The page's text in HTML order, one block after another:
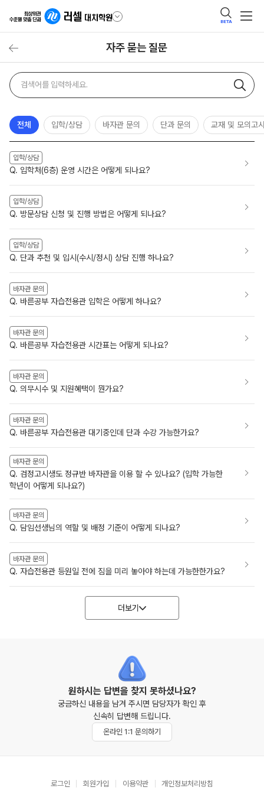
BETA
자주 묻는 질문
자주
묻는
검색
검색어
전체 입학/상담 바자관 문의 단과 문의 교재 및 모의고
입학/상담
Q. 입학처(6층) 운영 시간은 어떻게 되나요?
입학/상담
Q. 방문상담 신청 및 진행 방법은 어떻게 되나요?
입학/상담
Q. 단과 추천 및 입시(수시/정시) 상담 진행 하나요?
바자관 문의
Q. 바른공부 자습전용관 입학은 어떻게 하나요?
바자관 문의
Q. 바른공부 자습전용관 시간표는 어떻게 되나요?
바자관 문의
Q. 의무시수 및 지원혜택이 뭔가요?
바자관 문의
Q. 바른공부 자습전용관 대기중인데 단과 수강 가능한가요?
바자관 문의
Q. 검정고시생도 정규반 바자관을 이용 할 수 있나요? (입학 가능한
학년이 어떻게 되나요?)
바자관 문의
Q. 담임선생님의 역할 및 배정 기준이 어떻게 되나요?
바자관 문의
Q. 자습전용관 등원일 전에 짐을 미리 놓아야 하는데 가능한한가요?
더보기
원하시는 답변을 찾지 못하셨나요?
궁금하신 내용을 남겨 주시면 담당자가 확인 후
신속히 답변해 드립니다.
온라인 1:1 문의하기
로그인 회원가입 이용약관 개인정보처리방침